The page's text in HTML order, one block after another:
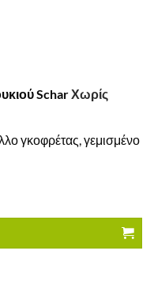
ScharΧωρίς
γκοφρέτας, γεμισμένο